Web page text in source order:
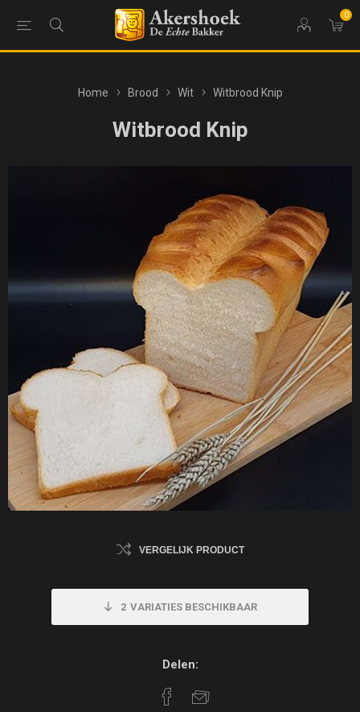
0
Home Brood Wit Witbrood Knip
Witbrood Knip
VERGELIJK PRODUCT
2 VARIATIES BESCHIKBAAR
Delen: